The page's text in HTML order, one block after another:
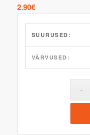
2.90€
SUURUSED:
VÄRVUSED: